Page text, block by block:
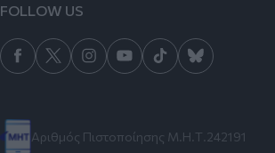
Αριθμός Πιστοποίησης Μ.Η.Τ.242191
FOLLOW US